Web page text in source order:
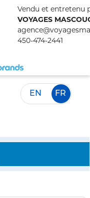
Vendu et entretenu
VOYAGES
450-474-2441
EN FR